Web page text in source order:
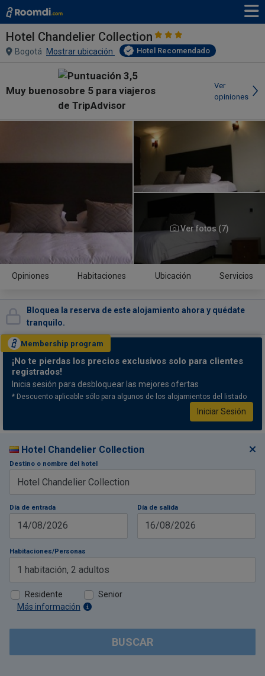
Hotel Chandelier Collection
Bogotá Mostrar ubicación Hotel Recomendado
Muy bueno
Ver
opiniones
Ver fotos (7)
Opiniones Habitaciones Ubicación Servicios
Bloquea la reserva de este alojamiento ahora y quédate
tranquilo.
Membership program
¡No te pierdas los precios exclusivos solo para clientes
registrados!
Inicia sesión para desbloquear las mejores ofertas
* Descuento aplicable sólo para algunos de los alojamientos del listado
Iniciar Sesión
Hotel Chandelier Collection
Destino o nombre del hotel
Día de entrada
14/08/2026
Día de salida
16/08/2026
Habitaciones/Personas
1 habitación, 2 adultos
Residente
Senior
Más información
BUSCAR